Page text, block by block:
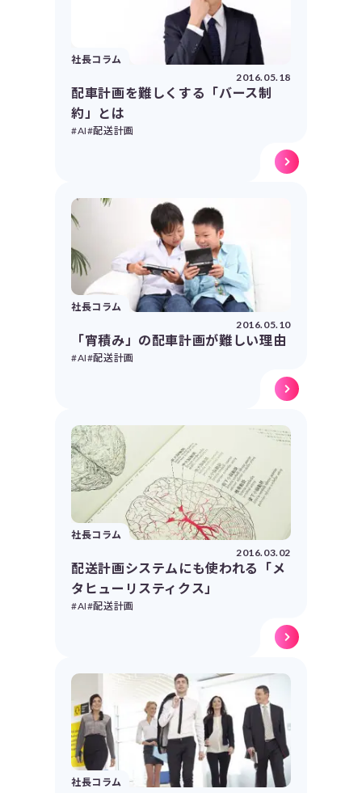
社長コラム
2016.05.18
配車計画を難しくする「バース制
約」とは
#AI#配送計画
社長コラム
2016.05.10
「宵積み」の配車計画が難しい理由
#AI#配送計画
社長コラム
2016.03.02
配送計画システムにも使われる「メ
タヒューリスティクス」
#AI#配送計画
社長コラム